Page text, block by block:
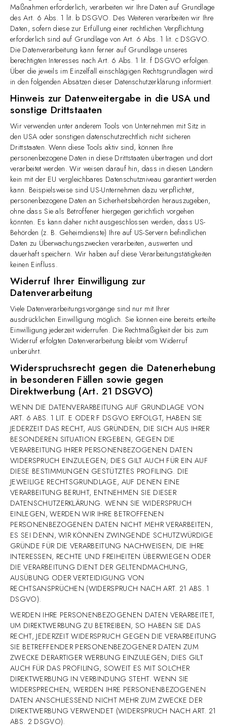
Maßnahmen erforderlich, verarbeiten wir Ihre Daten auf Grundlage
des Art. 6 Abs. 1 lit. b DSGVO. Des Weiteren verarbeiten wir Ihre
Daten, sofern diese zur Erfüllung einer rechtlichen Verpflichtung
erforderlich sind auf Grundlage von Art. 6 Abs. 1 lit. c DSGVO.
Die Datenverarbeitung kann ferner auf Grundlage unseres
berechtigten Interesses nach Art. 6 Abs. 1 lit. f DSGVO erfolgen.
Über die jeweils im Einzelfall einschlägigen Rechtsgrundlagen wird
in den folgenden Absätzen dieser Datenschutzerklärung informiert.
Hinweis zur Datenweitergabe in die USA und
sonstige Drittstaaten
Wir verwenden unter anderem Tools von Unternehmen mit Sitz in
den USA oder sonstigen datenschutzrechtlich nicht sicheren
Drittstaaten. Wenn diese Tools aktiv sind, können Ihre
personenbezogene Daten in diese Drittstaaten übertragen und dort
verarbeitet werden. Wir weisen darauf hin, dass in diesen Ländern
kein mit der EU vergleichbares Datenschutzniveau garantiert werden
kann. Beispielsweise sind US-Unternehmen dazu verpflichtet,
personenbezogene Daten an Sicherheitsbehörden herauszugeben,
ohne dass Sie als Betroffener hiergegen gerichtlich vorgehen
könnten. Es kann daher nicht ausgeschlossen werden, dass US-
Behörden (z. B. Geheimdienste) Ihre auf US-Servern befindlichen
Daten zu Überwachungszwecken verarbeiten, auswerten und
dauerhaft speichern. Wir haben auf diese Verarbeitungstätigkeiten
keinen Einfluss.
Widerruf Ihrer Einwilligung zur
Datenverarbeitung
Viele Datenverarbeitungsvorgänge sind nur mit Ihrer
ausdrücklichen Einwilligung möglich. Sie können eine bereits erteilte
Einwilligung jederzeit widerrufen. Die Rechtmäßigkeit der bis zum
Widerruf erfolgten Datenverarbeitung bleibt vom Widerruf
unberührt.
Widerspruchsrecht gegen die Datenerhebung
in besonderen Fällen sowie gegen
Direktwerbung (Art. 21 DSGVO)
WENN DIE DATENVERARBEITUNG AUF GRUNDLAGE VON
ART. 6 ABS. 1 LIT. E ODER F DSGVO ERFOLGT, HABEN SIE
JEDERZEIT DAS RECHT, AUS GRÜNDEN, DIE SICH AUS IHRER
BESONDEREN SITUATION ERGEBEN, GEGEN DIE
VERARBEITUNG IHRER PERSONENBEZOGENEN DATEN
WIDERSPRUCH EINZULEGEN; DIES GILT AUCH FÜR EIN AUF
DIESE BESTIMMUNGEN GESTÜTZTES PROFILING. DIE
JEWEILIGE RECHTSGRUNDLAGE, AUF DENEN EINE
VERARBEITUNG BERUHT, ENTNEHMEN SIE DIESER
DATENSCHUTZERKLÄRUNG. WENN SIE WIDERSPRUCH
EINLEGEN, WERDEN WIR IHRE BETROFFENEN
PERSONENBEZOGENEN DATEN NICHT MEHR VERARBEITEN,
ES SEI DENN, WIR KÖNNEN ZWINGENDE SCHUTZWÜRDIGE
GRÜNDE FÜR DIE VERARBEITUNG NACHWEISEN, DIE IHRE
INTERESSEN, RECHTE UND FREIHEITEN ÜBERWIEGEN ODER
DIE VERARBEITUNG DIENT DER GELTENDMACHUNG,
AUSÜBUNG ODER VERTEIDIGUNG VON
RECHTSANSPRÜCHEN (WIDERSPRUCH NACH ART. 21 ABS. 1
DSGVO).
WERDEN IHRE PERSONENBEZOGENEN DATEN VERARBEITET,
UM DIREKTWERBUNG ZU BETREIBEN, SO HABEN SIE DAS
RECHT, JEDERZEIT WIDERSPRUCH GEGEN DIE VERARBEITUNG
SIE BETREFFENDER PERSONENBEZOGENER DATEN ZUM
ZWECKE DERARTIGER WERBUNG EINZULEGEN; DIES GILT
AUCH FÜR DAS PROFILING, SOWEIT ES MIT SOLCHER
DIREKTWERBUNG IN VERBINDUNG STEHT. WENN SIE
WIDERSPRECHEN, WERDEN IHRE PERSONENBEZOGENEN
DATEN ANSCHLIESSEND NICHT MEHR ZUM ZWECKE DER
DIREKTWERBUNG VERWENDET (WIDERSPRUCH NACH ART. 21
ABS. 2 DSGVO).